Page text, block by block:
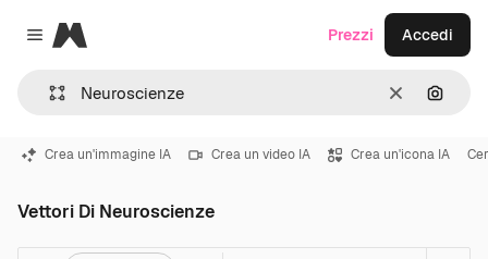
Close menu
Magnific
CancellaCerca
Prezzi Accedi
Crea un'immagine IA Crea un video IA Crea un'icona IA
Vettori Di Neuroscienze